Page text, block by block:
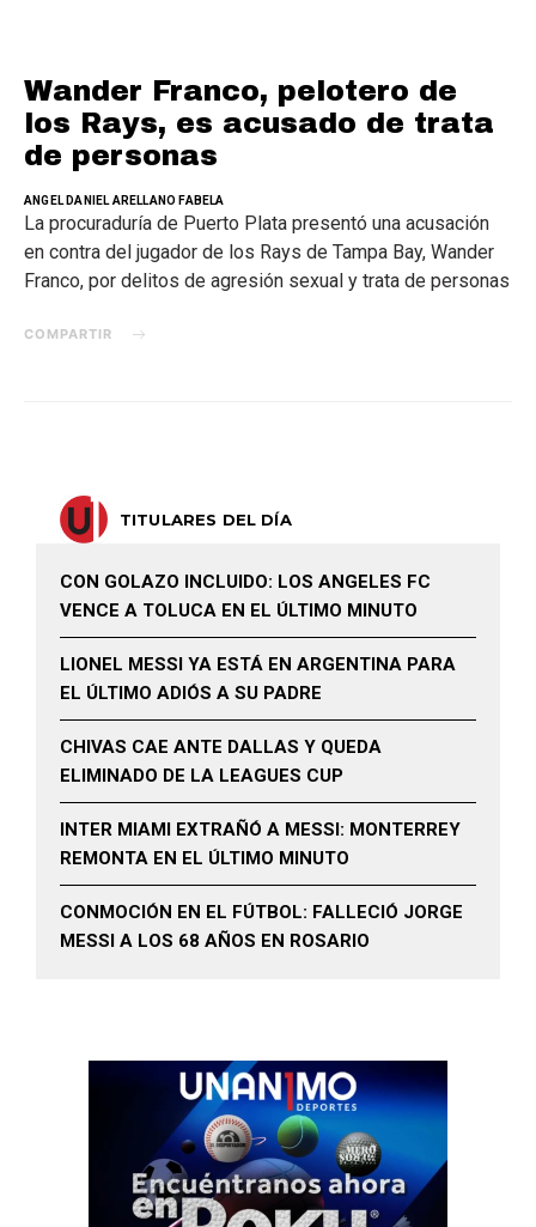
Wander Franco, pelotero de
los Rays, es acusado de trata
de personas
ANGEL DANIEL ARELLANO FABELA
La procuraduría de Puerto Plata presentó una acusación
en contra del jugador de los Rays de Tampa Bay, Wander
Franco, por delitos de agresión sexual y trata de personas
COMPARTIR
TITULARES DEL DÍA
CON GOLAZO INCLUIDO: LOS ANGELES FC
VENCE A TOLUCA EN EL ÚLTIMO MINUTO
LIONEL MESSI YA ESTÁ EN ARGENTINA PARA
EL ÚLTIMO ADIÓS A SU PADRE
CHIVAS CAE ANTE DALLAS Y QUEDA
ELIMINADO DE LA LEAGUES CUP
INTER MIAMI EXTRAÑÓ A MESSI: MONTERREY
REMONTA EN EL ÚLTIMO MINUTO
CONMOCIÓN EN EL FÚTBOL: FALLECIÓ JORGE
MESSI A LOS 68 AÑOS EN ROSARIO